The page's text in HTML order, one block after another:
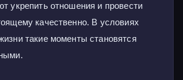
укрепить отношения и провести
качественно. В условиях
такие моменты становятся